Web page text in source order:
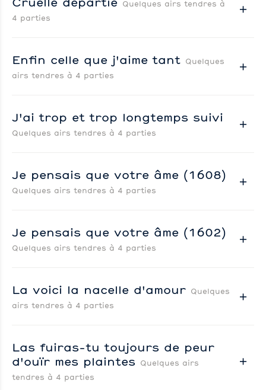
Quelques airs tendres à
4 parties
Enfin celle que j'aime tant Quelques
airs tendres à 4 parties
J'ai trop et trop longtemps suivi
Quelques airs tendres à 4 parties
Je pensais que votre âme (1608)
Quelques airs tendres à 4 parties
Je pensais que votre âme (1602)
Quelques airs tendres à 4 parties
La voici la nacelle d'amour Quelques
airs tendres à 4 parties
Las fuiras-tu toujours de peur
d'ouïr mes plaintes
Quelques airs
tendres à 4 parties